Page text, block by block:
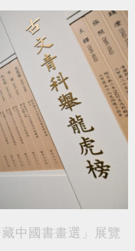
中國書畫選」展覽